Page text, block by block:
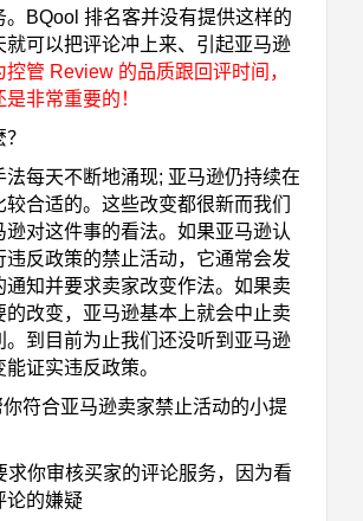
。BQool 排名客并没有提供这样的
就可以把评论冲上来、引起亚马逊
控管 Review 的品质跟回评时间，
非常重要的！
法每天不断地涌现; 亚马逊仍持续在
合适的。这些改变都很新而我们
逊对这件事的看法。如果亚马逊认
违反政策的禁止活动，它通常会发
通知并要求卖家改变作法。如果卖
的改变，亚马逊基本上就会中止卖
。到目前为止我们还没听到亚马逊
证实违反政策。
符合亚马逊卖家禁止活动的小提
求你审核买家的评论服务，因为看
论的嫌疑